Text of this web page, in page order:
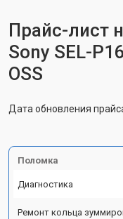
Прайс-лист
Sony SEL-
OSS
Дата обновления
Поломка
Диагностика
Ремонт кольца